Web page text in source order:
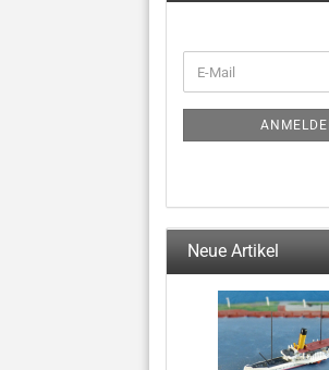
ZUR
ANMELDUNG
E-
Mail
Neue Artikel